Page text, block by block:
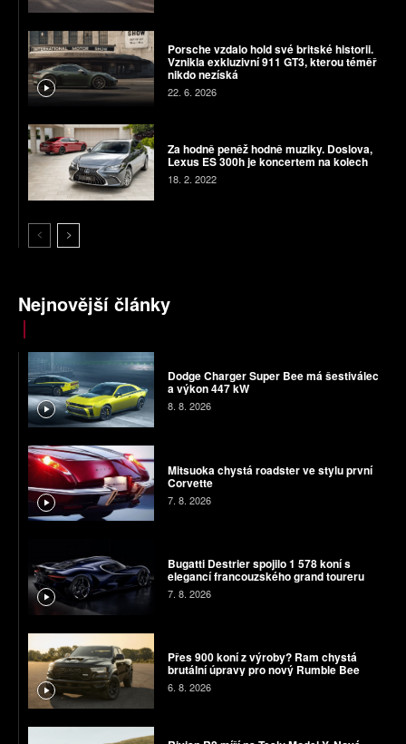
Porsche vzdalo hold své britské historii.
Vznikla exkluzivní 911 GT3, kterou téměř
nikdo nezíská
22. 6. 2026
Za hodně peněž hodně muziky. Doslova,
Lexus ES 300h je koncertem na kolech
18. 2. 2022
Nejnovější články
Dodge Charger Super Bee má šestiválec
a výkon 447 kW
8. 8. 2026
Mitsuoka chystá roadster ve stylu první
Corvette
7. 8. 2026
Bugatti Destrier spojilo 1 578 koní s
elegancí francouzského grand toureru
7. 8. 2026
Přes 900 koní z výroby? Ram chystá
brutální úpravy pro nový Rumble Bee
6. 8. 2026